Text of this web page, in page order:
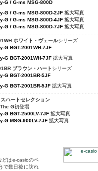
G / G-ms MSG-800D
G / G-ms MSG-800D-2JF 拡大写真
G / G-ms MSG-800D-4JF 拡大写真
G / G-ms MSG-800D-7JF 拡大写真
ホワイト・ヴェールシリーズ
G BGT-2001WH-7JF
G BGT-2001WH-7JF 拡大写真
ブラウン・ハート シリーズ
G BGT-2001BR-5JF
G BGT-2001BR-5JF 拡大写真
ハートセレクション
G初登場
G BGT-2500LV-7JF 拡大写真
G MSG-900LV-7JF 拡大写真
どはe-casioのペ
で数日後に訪れ